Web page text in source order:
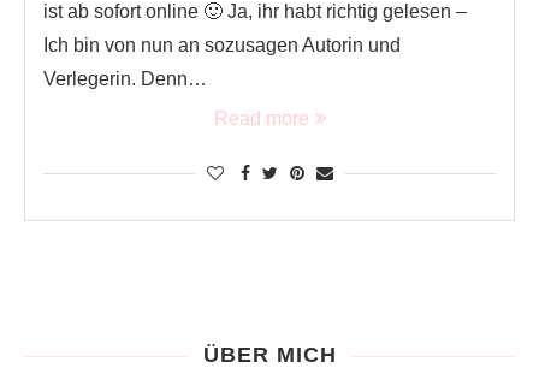
ist ab sofort online 🙂 Ja, ihr habt richtig gelesen –
Ich bin von nun an sozusagen Autorin und
Verlegerin. Denn…
Read more
ÜBER MICH